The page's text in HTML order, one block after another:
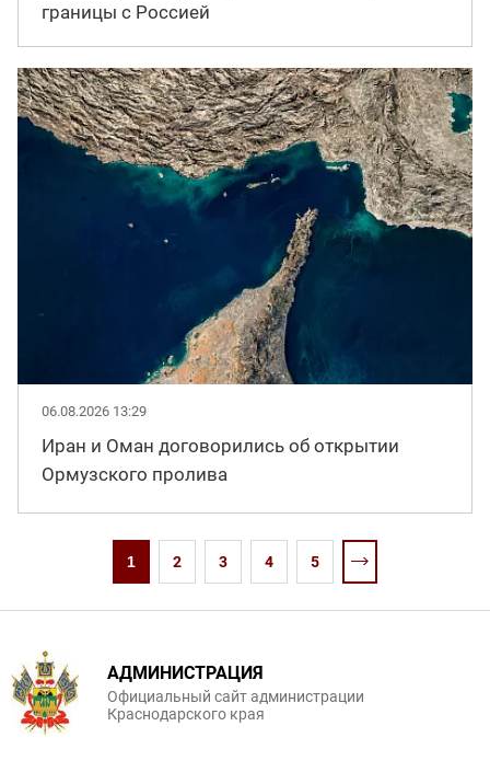
границы с Россией
06.08.2026 13:29
Иран и Оман договорились об открытии
Ормузского пролива
1 2 3 4 5
АДМИНИСТРАЦИЯ
Официальный сайт администрации
Краснодарского края